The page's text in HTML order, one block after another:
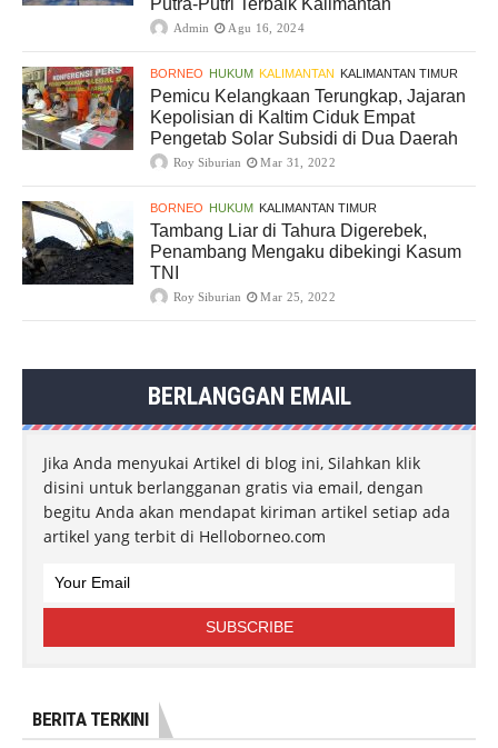
Admin Agu 16, 2024
BORNEO HUKUM KALIMANTAN KALIMANTAN TIMUR
Pemicu Kelangkaan Terungkap, Jajaran
Kepolisian di Kaltim Ciduk Empat
Pengetab Solar Subsidi di Dua Daerah
Roy Siburian Mar 31, 2022
BORNEO HUKUM KALIMANTAN TIMUR
Tambang Liar di Tahura Digerebek,
Penambang Mengaku dibekingi Kasum
TNI
Roy Siburian Mar 25, 2022
BERLANGGAN EMAIL
Jika Anda menyukai Artikel di blog ini, Silahkan klik
disini untuk berlangganan gratis via email, dengan
begitu Anda akan mendapat kiriman artikel setiap ada
artikel yang terbit di Helloborneo.com
BERITA TERKINI